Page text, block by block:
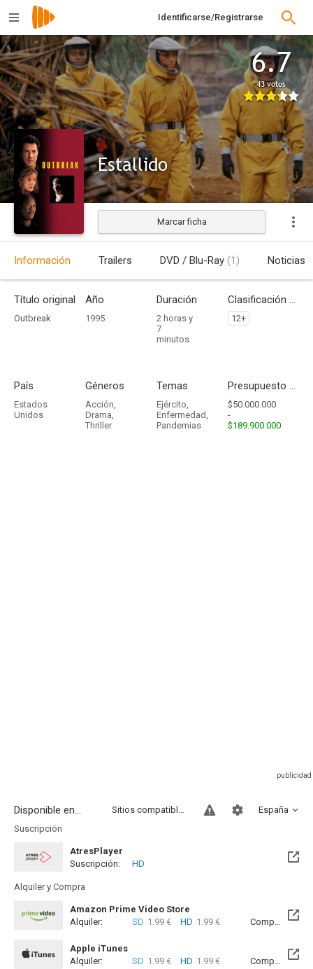
Identificarse/Registrarse
6.7
43 votos
Estallido
Estrenada
Marcar ficha
Información Trailers DVD / Blu-Ray (1) Noticias
Título original
Outbreak
Año
1995
Duración
2 horas y
7
minutos
Clasificación por edades
12+
País
Estados
Unidos
Géneros
Acción,
Drama,
Thriller
Temas
Ejército,
Enfermedad,
Pandemias
Presupuesto - Ingresos
$50.000.000
-
$189.900.000
Disponible en... España
Sitios compatibles
Suscripción
AtresPlayer
Suscripción:
HD
Alquiler y Compra
Amazon Prime Video Store
Alquiler:
SD 1.99 € HD 1.99 € Compra: SD
Apple iTunes
Alquiler:
SD 1.99 € HD 1.99 € Compra: SD